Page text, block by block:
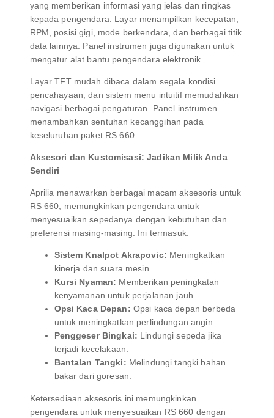
yang memberikan informasi yang jelas dan ringkas
kepada pengendara. Layar menampilkan kecepatan,
RPM, posisi gigi, mode berkendara, dan berbagai titik
data lainnya. Panel instrumen juga digunakan untuk
mengatur alat bantu pengendara elektronik.
Layar TFT mudah dibaca dalam segala kondisi
pencahayaan, dan sistem menu intuitif memudahkan
navigasi berbagai pengaturan. Panel instrumen
menambahkan sentuhan kecanggihan pada
keseluruhan paket RS 660.
Aksesori dan Kustomisasi: Jadikan Milik Anda
Sendiri
Aprilia menawarkan berbagai macam aksesoris untuk
RS 660, memungkinkan pengendara untuk
menyesuaikan sepedanya dengan kebutuhan dan
preferensi masing-masing. Ini termasuk:
Sistem Knalpot Akrapovic: Meningkatkan
kinerja dan suara mesin.
Kursi Nyaman: Memberikan peningkatan
kenyamanan untuk perjalanan jauh.
Opsi Kaca Depan: Opsi kaca depan berbeda
untuk meningkatkan perlindungan angin.
Penggeser Bingkai: Lindungi sepeda jika
terjadi kecelakaan.
Bantalan Tangki: Melindungi tangki bahan
bakar dari goresan.
Ketersediaan aksesoris ini memungkinkan
pengendara untuk menyesuaikan RS 660 dengan